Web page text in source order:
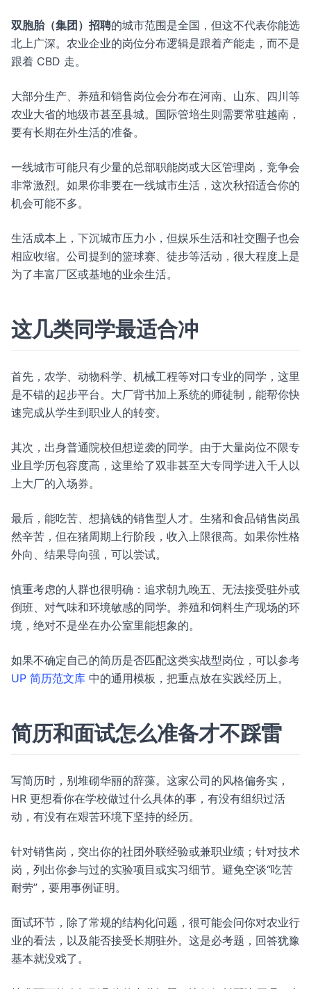
双胞胎（集团）招聘的城市范围是全国，但这不代表你能选
北上广深。农业企业的岗位分布逻辑是跟着产能走，而不是
跟着 CBD 走。
大部分生产、养殖和销售岗位会分布在河南、山东、四川等
农业大省的地级市甚至县城。国际管培生则需要常驻越南，
要有长期在外生活的准备。
一线城市可能只有少量的总部职能岗或大区管理岗，竞争会
非常激烈。如果你非要在一线城市生活，这次秋招适合你的
机会可能不多。
生活成本上，下沉城市压力小，但娱乐生活和社交圈子也会
相应收缩。公司提到的篮球赛、徒步等活动，很大程度上是
为了丰富厂区或基地的业余生活。
这几类同学最适合冲
首先，农学、动物科学、机械工程等对口专业的同学，这里
是不错的起步平台。大厂背书加上系统的师徒制，能帮你快
速完成从学生到职业人的转变。
其次，出身普通院校但想逆袭的同学。由于大量岗位不限专
业且学历包容度高，这里给了双非甚至大专同学进入千人以
上大厂的入场券。
最后，能吃苦、想搞钱的销售型人才。生猪和食品销售岗虽
然辛苦，但在猪周期上行阶段，收入上限很高。如果你性格
外向、结果导向强，可以尝试。
慎重考虑的人群也很明确：追求朝九晚五、无法接受驻外或
倒班、对气味和环境敏感的同学。养殖和饲料生产现场的环
境，绝对不是坐在办公室里能想象的。
如果不确定自己的简历是否匹配这类实战型岗位，可以参考
UP 简历范文库 中的通用模板，把重点放在实践经历上。
简历和面试怎么准备才不踩雷
写简历时，别堆砌华丽的辞藻。这家公司的风格偏务实，
HR 更想看你在学校做过什么具体的事，有没有组织过活
动，有没有在艰苦环境下坚持的经历。
针对销售岗，突出你的社团外联经验或兼职业绩；针对技术
岗，列出你参与过的实验项目或实习细节。避免空谈“吃苦
耐劳”，要用事例证明。
面试环节，除了常规的结构化问题，很可能会问你对农业行
业的看法，以及能否接受长期驻外。这是必考题，回答犹豫
基本就没戏了。